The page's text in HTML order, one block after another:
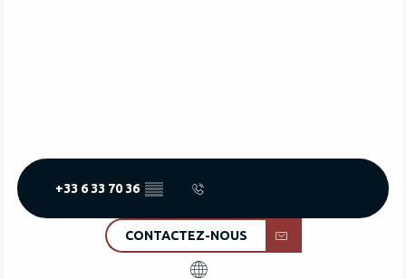
+33 6 33 70 36 ▒▒
CONTACTEZ-NOUS